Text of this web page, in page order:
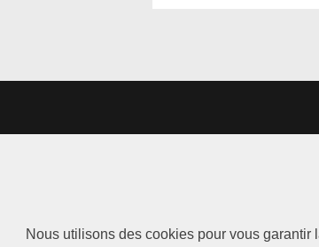
Nous utilisons des cookies pour vous